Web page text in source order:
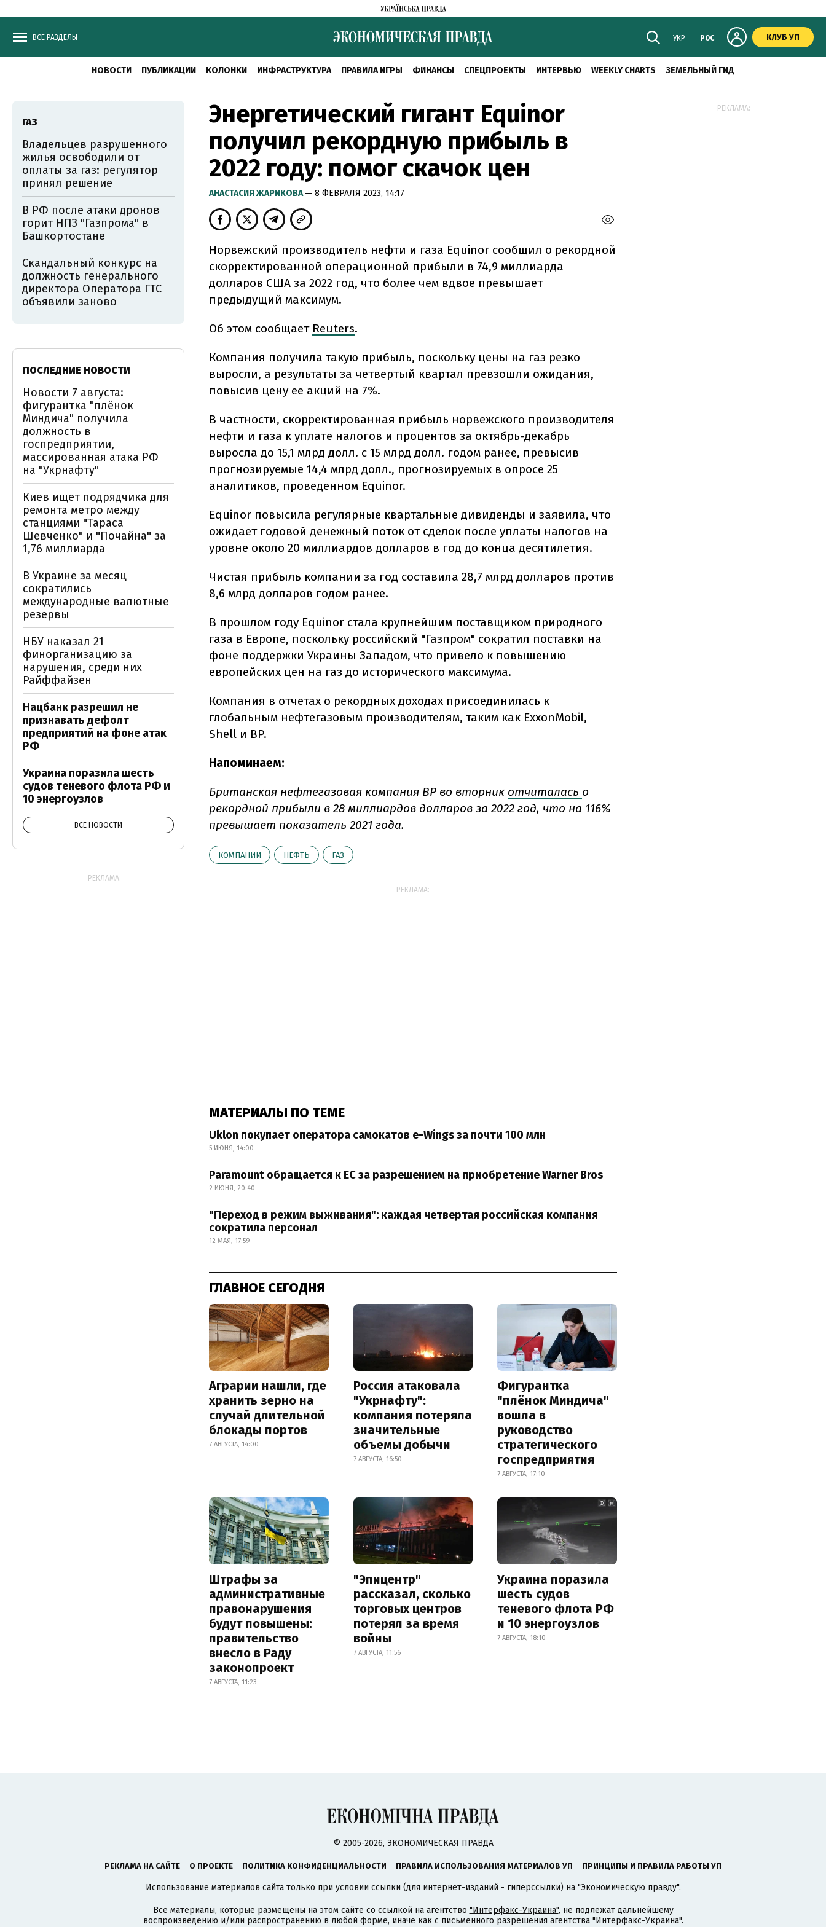
ВСЕ РАЗДЕЛЫ УКР РОС КЛУБ УП
НОВОСТИ ПУБЛИКАЦИИ КОЛОНКИ ИНФРАСТРУКТУРА ПРАВИЛА ИГРЫ ФИНАНСЫ СПЕЦПРОЕКТЫ ИНТЕРВЬЮ WEEKLY CHARTS ЗЕМЕЛЬНЫЙ ГИД
Энергетический гигант Equinor
получил рекордную прибыль в
2022 году: помог скачок цен
АНАСТАСИЯ ЖАРИКОВА— 8 ФЕВРАЛЯ 2023, 14:17
Норвежский производитель нефти и газа Equinor сообщил о рекордной
скорректированной операционной прибыли в 74,9 миллиарда
долларов США за 2022 год, что более чем вдвое превышает
предыдущий максимум.
Об этом сообщает Reuters.
Компания получила такую прибыль, поскольку цены на газ резко
выросли, а результаты за четвертый квартал превзошли ожидания,
повысив цену ее акций на 7%.
В частности, скорректированная прибыль норвежского производителя
нефти и газа к уплате налогов и процентов за октябрь-декабрь
выросла до 15,1 млрд долл. с 15 млрд долл. годом ранее, превысив
прогнозируемые 14,4 млрд долл., прогнозируемых в опросе 25
аналитиков, проведенном Equinor.
Equinor повысила регулярные квартальные дивиденды и заявила, что
ожидает годовой денежный поток от сделок после уплаты налогов на
уровне около 20 миллиардов долларов в год до конца десятилетия.
Чистая прибыль компании за год составила 28,7 млрд долларов против
8,6 млрд долларов годом ранее.
В прошлом году Equinor стала крупнейшим поставщиком природного
газа в Европе, поскольку российский "Газпром" сократил поставки на
фоне поддержки Украины Западом, что привело к повышению
европейских цен на газ до исторического максимума.
Компания в отчетах о рекордных доходах присоединилась к
глобальным нефтегазовым производителям, таким как ExxonMobil,
Shell и BP.
Напоминаем:
Британская нефтегазовая компания BP во вторник отчиталась о
рекордной прибыли в 28 миллиардов долларов за 2022 год, что на 116%
превышает показатель 2021 года.
КОМПАНИИ НЕФТЬ ГАЗ
РЕКЛАМА:
МАТЕРИАЛЫ ПО ТЕМЕ
Uklon покупает оператора самокатов e-Wings за почти 100 млн
5 ИЮНЯ, 14:00
Paramount обращается к ЕС за разрешением на приобретение Warner Bros
2 ИЮНЯ, 20:40
"Переход в режим выживания": каждая четвертая российская компания
сократила персонал
12 МАЯ, 17:59
ГЛАВНОЕ СЕГОДНЯ
Аграрии нашли, где
хранить зерно на
случай длительной
блокады портов
7 АВГУСТА, 14:00
Россия атаковала
"Укрнафту":
компания потеряла
значительные
объемы добычи
7 АВГУСТА, 16:50
Фигурантка
"плёнок Миндича"
вошла в
руководство
стратегического
госпредприятия
7 АВГУСТА, 17:10
Штрафы за
административные
правонарушения
будут повышены:
правительство
внесло в Раду
законопроект
7 АВГУСТА, 11:23
"Эпицентр"
рассказал, сколько
торговых центров
потерял за время
войны
7 АВГУСТА, 11:56
Украина поразила
шесть судов
теневого флота РФ
и 10 энергоузлов
7 АВГУСТА, 18:10
ГАЗ
Владельцев разрушенного
жилья освободили от
оплаты за газ: регулятор
принял решение
В РФ после атаки дронов
горит НПЗ "Газпрома" в
Башкортостане
Скандальный конкурс на
должность генерального
директора Оператора ГТС
объявили заново
ПОСЛЕДНИЕ НОВОСТИ
Новости 7 августа:
фигурантка "плёнок
Миндича" получила
должность в
госпредприятии,
массированная атака РФ
на "Укрнафту"
Киев ищет подрядчика для
ремонта метро между
станциями "Тараса
Шевченко" и "Почайна" за
1,76 миллиарда
В Украине за месяц
сократились
международные валютные
резервы
НБУ наказал 21
финорганизацию за
нарушения, среди них
Райффайзен
Нацбанк разрешил не
признавать дефолт
предприятий на фоне атак
РФ
Украина поразила шесть
судов теневого флота РФ и
10 энергоузлов
ВСЕ НОВОСТИ
РЕКЛАМА:
РЕКЛАМА:
© 2005-2026, ЭКОНОМИЧЕСКАЯ ПРАВДА
РЕКЛАМА НА САЙТЕ О ПРОЕКТЕ ПОЛИТИКА КОНФИДЕНЦИАЛЬНОСТИ ПРАВИЛА ИСПОЛЬЗОВАНИЯ МАТЕРИАЛОВ УП ПРИНЦИПЫ И ПРАВИЛА РАБОТЫ УП
Использование материалов сайта только при условии ссылки (для интернет-изданий - гиперссылки) на "Экономическую правду".
Все материалы, которые размещены на этом сайте со ссылкой на агентство "Интерфакс-Украина", не подлежат дальнейшему
воспроизведению и/или распространению в любой форме, иначе как с письменного разрешения агентства "Интерфакс-Украина".